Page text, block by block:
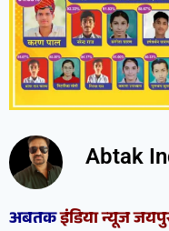
Abtak
अबतकइंडिया न्यूज